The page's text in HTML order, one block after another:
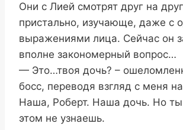
Они с Лией смотрят друг на
пристально, изучающе, даже с
выражениями лица. Сейчас он
вполне закономерный вопрос…
— Это…твоя дочь? –
босс, переводя взгляд с меня
Наша, Роберт. Наша дочь. Но ты
этом не узнаешь.